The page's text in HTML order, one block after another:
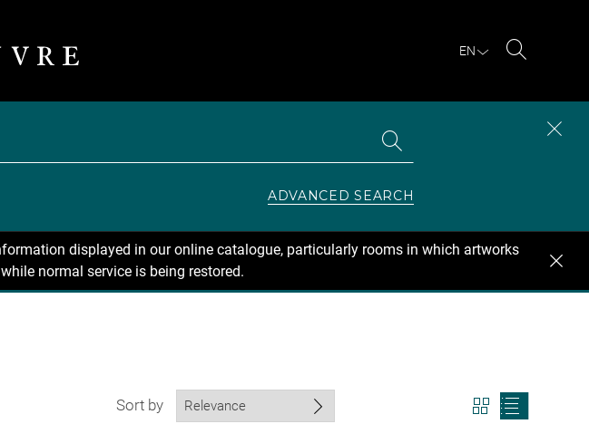
EN
ADVANCED SEARCH
displayed in our online catalogue, particularly rooms in which artworks
normal service is being restored.
Sort by
View
search
View